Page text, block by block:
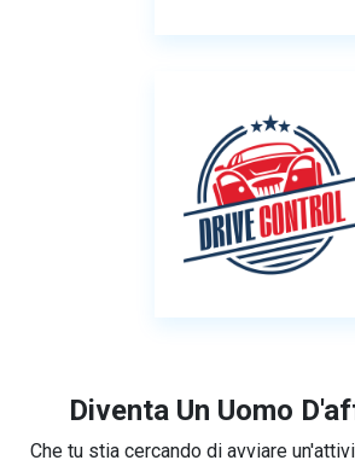
Diventa Un Uomo
Che tu stia cercando di avviare